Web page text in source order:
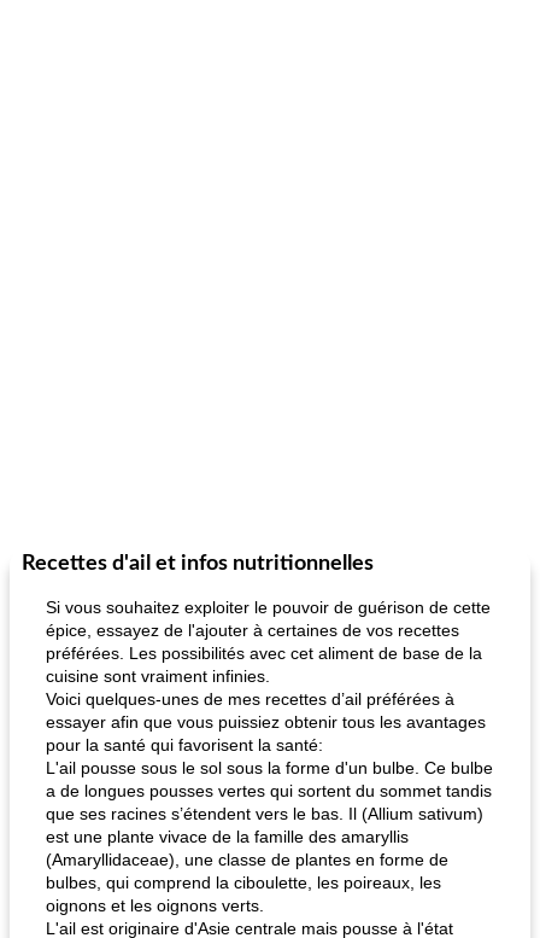
Recettes d'ail et infos nutritionnelles
Si vous souhaitez exploiter le pouvoir de guérison de cette
épice, essayez de l'ajouter à certaines de vos recettes
préférées. Les possibilités avec cet aliment de base de la
cuisine sont vraiment infinies.
Voici quelques-unes de mes recettes d’ail préférées à
essayer afin que vous puissiez obtenir tous les avantages
pour la santé qui favorisent la santé:
L'ail pousse sous le sol sous la forme d'un bulbe. Ce bulbe
a de longues pousses vertes qui sortent du sommet tandis
que ses racines s’étendent vers le bas. Il (Allium sativum)
est une plante vivace de la famille des amaryllis
(Amaryllidaceae), une classe de plantes en forme de
bulbes, qui comprend la ciboulette, les poireaux, les
oignons et les oignons verts.
L'ail est originaire d'Asie centrale mais pousse à l'état